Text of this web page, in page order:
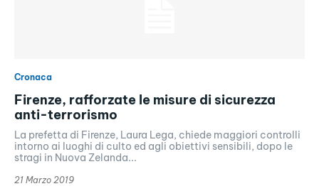
Cronaca
Firenze, rafforzate le misure di sicurezza
anti-terrorismo
La prefetta di Firenze, Laura Lega, chiede maggiori controlli
intorno ai luoghi di culto ed agli obiettivi sensibili, dopo le
stragi in Nuova Zelanda...
21 Marzo 2019